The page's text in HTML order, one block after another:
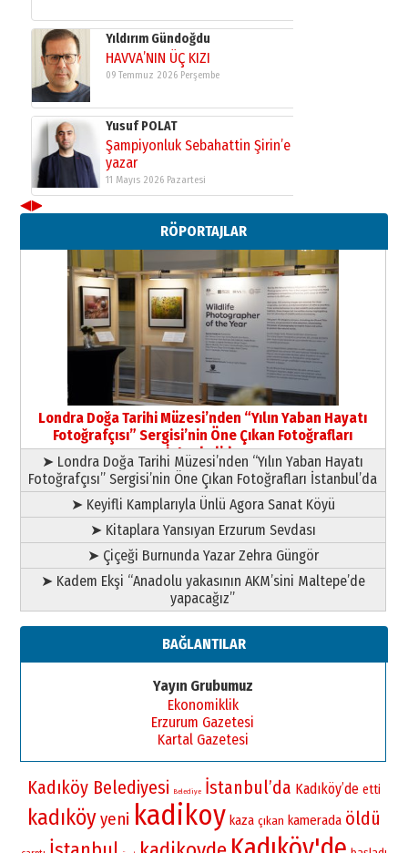
Yusuf POLAT
Şampiyonluk Sebahattin Şirin’e
yazar
11 Mayıs 2026 Pazartesi
Neşat YALÇIN
Paranın Aile Kültüründeki Yeri
03 Ağustos 2026 Pazartesi
HAVVA’NIN ÜÇ KIZI
09 Temmuz 2026 Perşembe
Yusuf POLAT
Şampiyonluk Sebahattin Şirin’e
yazar
11 Mayıs 2026 Pazartesi
◀▶
RÖPORTAJLAR
Londra Doğa Tarihi Müzesi’nden “Yılın Yaban Hayatı
Fotoğrafçısı” Sergisi’nin Öne Çıkan Fotoğrafları
İstanbul’da
➤ Londra Doğa Tarihi Müzesi’nden “Yılın Yaban Hayatı
Fotoğrafçısı” Sergisi’nin Öne Çıkan Fotoğrafları İstanbul’da
➤ Keyifli Kamplarıyla Ünlü Agora Sanat Köyü
➤ Kitaplara Yansıyan Erzurum Sevdası
➤ Çiçeği Burnunda Yazar Zehra Güngör
➤ Kadem Ekşi “Anadolu yakasının AKM’sini Maltepe’de
yapacağız”
BAĞLANTILAR
Yayın Grubumuz
Ekonomiklik
Erzurum Gazetesi
Kartal Gazetesi
Kadıköy Belediyesi Belediye İstanbul’da Kadıköy’de etti
kadıköyyeni kadikoy kaza çıkan kamerada öldü